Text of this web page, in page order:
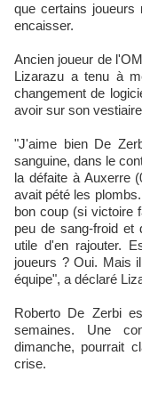
que certains joueurs
encaisser.
Ancien joueur de
Lizarazu a tenu à
changement de
avoir sur son
"J'aime bien De
sanguine, dans le
la défaite à Auxerre
avait pété les
bon coup (si victoire
peu de sang-froid
utile d'en rajouter.
joueurs ? Oui. Mais
équipe", a déclaré
Roberto De Zerbi
semaines. Une
dimanche, pourrait
crise.